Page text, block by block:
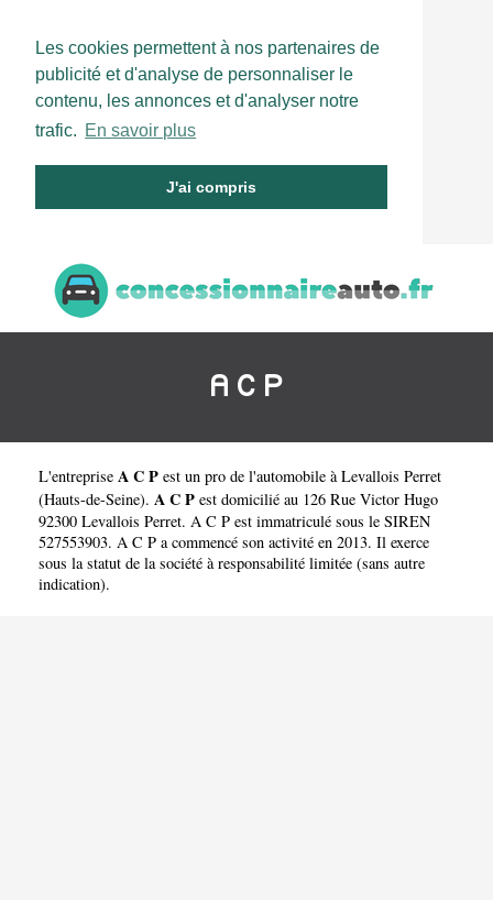
Les cookies permettent à nos partenaires de
publicité et d'analyse de personnaliser le
contenu, les annonces et d'analyser notre
trafic. En savoir plus
J'ai compris
A C P
L'entreprise A C P est un pro de l'automobile à Levallois Perret
(Hauts-de-Seine). A C P est domicilié au 126 Rue Victor Hugo
92300 Levallois Perret. A C P est immatriculé sous le SIREN
527553903. A C P a commencé son activité en 2013. Il exerce
sous la statut de la société à responsabilité limitée (sans autre
indication).